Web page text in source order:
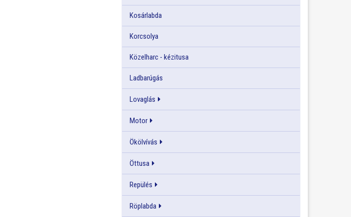
Kosárlabda
Korcsolya
Közelharc - kézitusa
Ladbarúgás
Lovaglás
Motor
Ökölvívás
Öttusa
Repülés
Röplabda